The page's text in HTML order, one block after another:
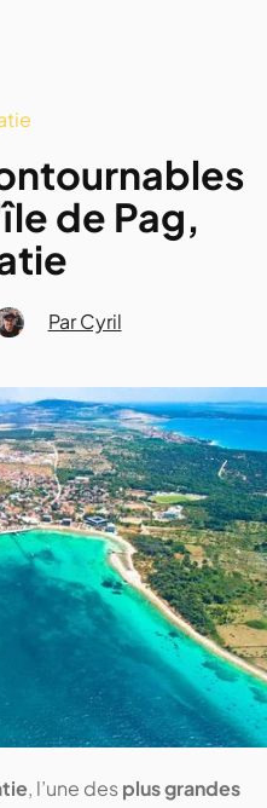
de Pag,
Par Cyril
, l’une desplus grandes